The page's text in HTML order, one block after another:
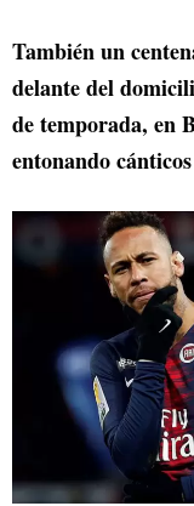
También un
delante del
de temporada, en
entonando